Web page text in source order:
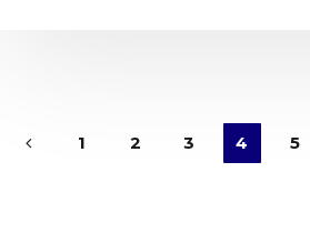
1 2 3 4 5